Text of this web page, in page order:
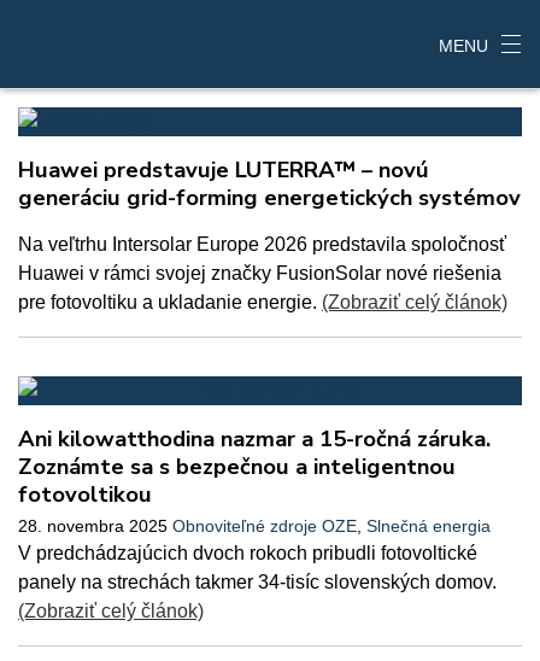
MENU
Huawei predstavuje LUTERRA™ – novú
generáciu grid-forming energetických systémov
Na veľtrhu Intersolar Europe 2026 predstavila spoločnosť
Huawei v rámci svojej značky FusionSolar nové riešenia
pre fotovoltiku a ukladanie energie. (Zobraziť celý článok)
Ani kilowatthodina nazmar a 15-ročná záruka.
Zoznámte sa s bezpečnou a inteligentnou
fotovoltikou
28. novembra 2025 Obnoviteľné zdroje OZE Slnečná energia
V predchádzajúcich dvoch rokoch pribudli fotovoltické
panely na strechách takmer 34-tisíc slovenských domov.
(Zobraziť celý článok)